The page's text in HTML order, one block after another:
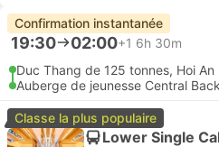
Confirmation instantanée
19:30 02:00+1 6h 30m
Duc Thang de 125 tonnes, Hoi An
Auberge de jeunesse Central
Classe la plus populaire
Lower Single